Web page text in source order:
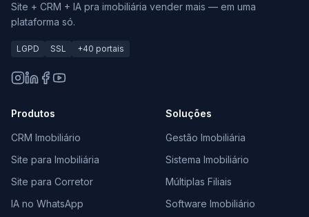
Site + CRM + IA pra imobiliária vender mais — em uma
plataforma só.
LGPD SSL +40 portais
Produtos
CRM Imobiliário
Site para Imobiliária
Site para Corretor
IA no WhatsApp
Soluções
Gestão Imobiliária
Sistema Imobiliário
Múltiplas Filiais
Software Imobiliário